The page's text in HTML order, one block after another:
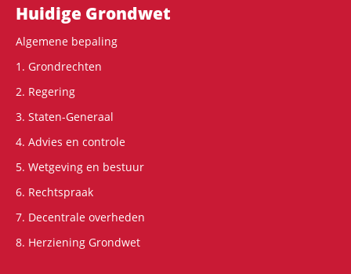
Hoofdnavigatie
Huidige Grondwet
Algemene bepaling
1. Grondrechten
2. Regering
3. Staten-Generaal
4. Advies en controle
5. Wetgeving en bestuur
6. Rechtspraak
7. Decentrale overheden
8. Herziening Grondwet